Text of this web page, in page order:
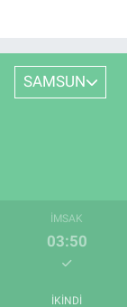
SAMSUN
İMSAK
03:50
İKINDI